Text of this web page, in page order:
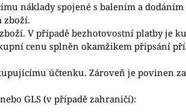
náklady spojené s balením a
zboží.
V případě bezhotovostní platby je
cenu splněn okamžikem připsání
účtenku. Zároveň je povinen
GLS (v případě zahraničí):